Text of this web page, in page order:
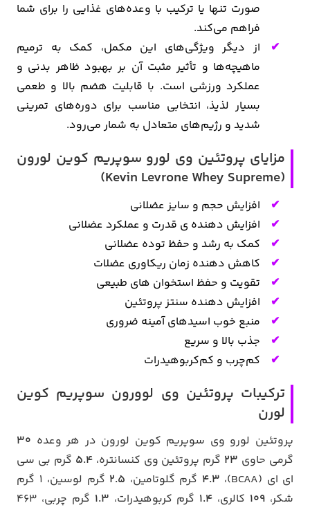
صورت تنها یا ترکیب با وعده‌های غذایی را برای شما
فراهم می‌کند.
از دیگر ویژگی‌های این مکمل، کمک به ترمیم
ماهیچه‌ها و تأثیر مثبت آن بر بهبود ظاهر بدنی و
عملکرد ورزشی است. با قابلیت هضم بالا و طعمی
بسیار لذیذ، انتخابی مناسب برای دوره‌های تمرینی
شدید و رژیم‌های متعادل به شمار می‌رود.
مزایای پروتئین وی لورو سوپریم کوین لورون
(Kevin Levrone Whey Supreme)
افزایش حجم و سایز عضلانی
افزایش دهنده ی قدرت و عملکرد عضلانی
کمک به رشد و حفظ توده عضلانی
کاهش دهنده زمان ریکاوری عضلات
تقویت و حفظ استخوان های طبیعی
افزایش دهنده سنتز پروتئین
منبع خوب اسیدهای آمینه ضروری
جذب بالا و سریع
کم‌چرب و کم‌کربوهیدرات
ترکیبات پروتئین وی لوورون سوپریم کوین
لورن
پروتئین لورو وی سوپریم کوین لورون در هر وعده 30
گرمی حاوی 23 گرم پروتئین وی کنسانتره،5.4 گرم بی سی
ای ای (BCAA)،
4.3 گرم گلوتامین، 2.5
گرم لوسین، 1 گرم
شکر، 109 کالری، 1.4 گرم کربوهیدرات، 1.3
گرم چربی، 463